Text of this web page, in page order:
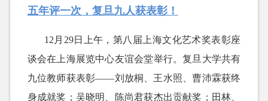
五年评一次，复旦九人获表彰！
12月29日上午，第八届上海文化艺术奖表彰座
谈会在上海展览中心友谊会堂举行。复旦大学共有
九位教师获表彰——刘放桐、王水照、曹沛霖获终
身成就奖；吴晓明、陈尚君获杰出贡献奖；田林、